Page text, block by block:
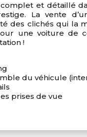
et détaillé
La vente
des clichés qui la
une voiture de
!
du véhicule
prises de vue